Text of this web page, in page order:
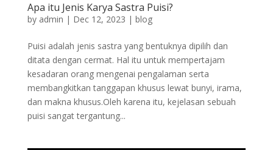
Apa itu Jenis Karya Sastra Puisi?
by admin | Dec 12, 2023 | blog
Puisi adalah jenis sastra yang bentuknya dipilih dan
ditata dengan cermat. Hal itu untuk mempertajam
kesadaran orang mengenai pengalaman serta
membangkitkan tanggapan khusus lewat bunyi, irama,
dan makna khusus.Oleh karena itu, kejelasan sebuah
puisi sangat tergantung...